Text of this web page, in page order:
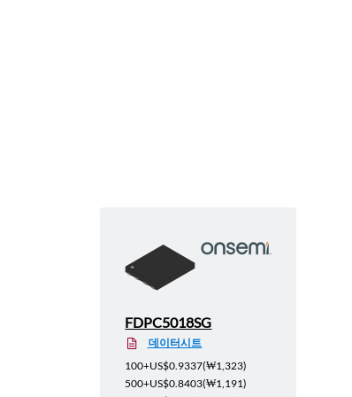
FDPC5018SG
데이터시트
100+US$0.9337(₩1,323)
500+US$0.8403(₩1,191)